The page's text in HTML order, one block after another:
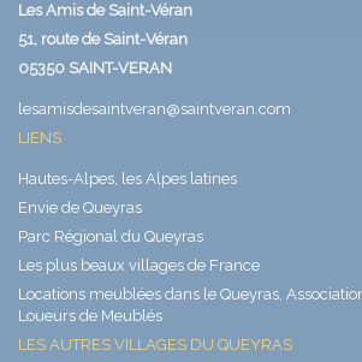
Les Amis de Saint-Véran
51, route de Saint-Véran
05350 SAINT-VERAN
lesamisdesaintveran@saintveran.com
LIENS
Hautes-Alpes, les Alpes latines
Envie de Queyras
Parc Régional du Queyras
Les plus beaux villages de France
Locations meublées dans le Queyras,
Loueurs de Meublés
LES AUTRES VILLAGES DU QUEYRAS